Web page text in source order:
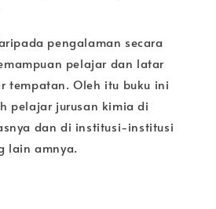
pengalaman secara
pelajar dan latar
tempatan. Oleh itu buku ini
pelajar jurusan kimia di
dan di institusi-institusi
lain amnya.